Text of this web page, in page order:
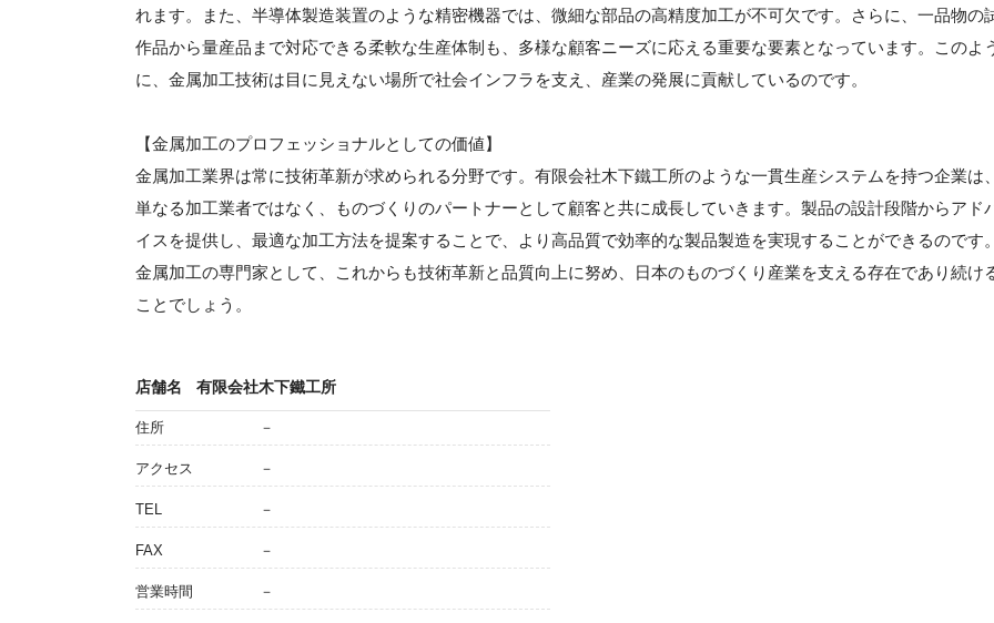
れます。また、半導体製造装置のような精密機器では、微細な部品の高精度加工が不可欠です。さらに、一品物の
作品から量産品まで対応できる柔軟な生産体制も、多様な顧客ニーズに応える重要な要素となっています。このよ
に、金属加工技術は目に見えない場所で社会インフラを支え、産業の発展に貢献しているのです。
【金属加工のプロフェッショナルとしての価値】
金属加工業界は常に技術革新が求められる分野です。有限会社木下鐵工所のような一貫生産システムを持つ企業は、
単なる加工業者ではなく、ものづくりのパートナーとして顧客と共に成長していきます。製品の設計段階からアド
イスを提供し、最適な加工方法を提案することで、より高品質で効率的な製品製造を実現することができるのです。
金属加工の専門家として、これからも技術革新と品質向上に努め、日本のものづくり産業を支える存在であり続け
ことでしょう。
店舗名 有限会社木下鐵工所
住所 －
アクセス －
TEL －
FAX －
営業時間 －